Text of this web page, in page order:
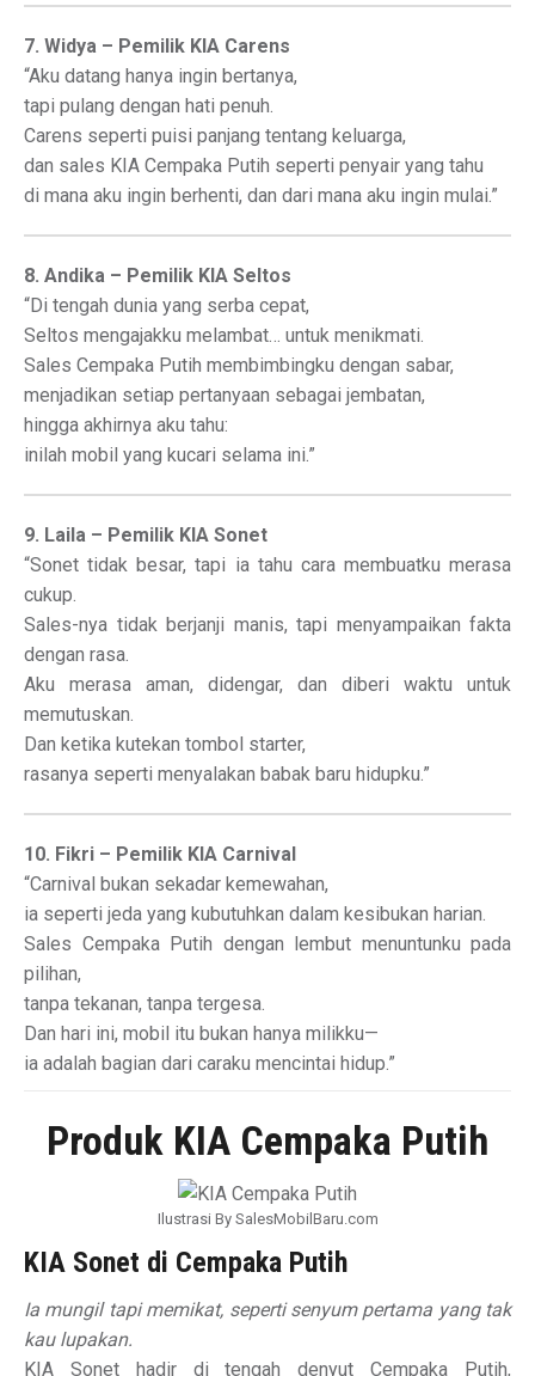
7. Widya – Pemilik KIA Carens
“Aku datang hanya ingin bertanya,
tapi pulang dengan hati penuh.
Carens seperti puisi panjang tentang keluarga,
dan sales KIA Cempaka Putih seperti penyair yang tahu
di mana aku ingin berhenti, dan dari mana aku ingin mulai.”
8. Andika – Pemilik KIA Seltos
“Di tengah dunia yang serba cepat,
Seltos mengajakku melambat… untuk menikmati.
Sales Cempaka Putih membimbingku dengan sabar,
menjadikan setiap pertanyaan sebagai jembatan,
hingga akhirnya aku tahu:
inilah mobil yang kucari selama ini.”
9. Laila – Pemilik KIA Sonet
“Sonet tidak besar, tapi ia tahu cara membuatku merasa
cukup.
Sales-nya tidak berjanji manis, tapi menyampaikan fakta
dengan rasa.
Aku merasa aman, didengar, dan diberi waktu untuk
memutuskan.
Dan ketika kutekan tombol starter,
rasanya seperti menyalakan babak baru hidupku.”
10. Fikri – Pemilik KIA Carnival
“Carnival bukan sekadar kemewahan,
ia seperti jeda yang kubutuhkan dalam kesibukan harian.
Sales Cempaka Putih dengan lembut menuntunku pada
pilihan,
tanpa tekanan, tanpa tergesa.
Dan hari ini, mobil itu bukan hanya milikku—
ia adalah bagian dari caraku mencintai hidup.”
Produk KIA Cempaka Putih
Ilustrasi By SalesMobilBaru.com
KIA Sonet di Cempaka Putih
Ia mungil tapi memikat, seperti senyum pertama yang tak
kau lupakan.
KIA Sonet hadir di tengah denyut Cempaka Putih,